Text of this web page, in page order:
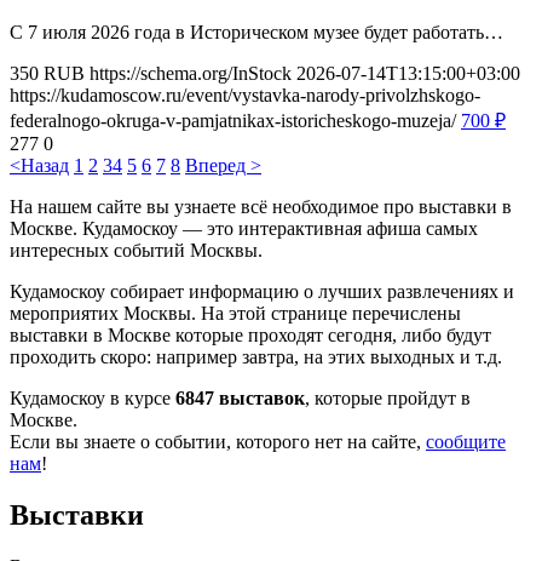
С 7 июля 2026 года в Историческом музее будет работать…
350 RUB https://schema.org/InStock 2026-07-14T13:15:00+03:00
https://kudamoscow.ru/event/vystavka-narody-privolzhskogo-
federalnogo-okruga-v-pamjatnikax-istoricheskogo-muzeja/ 700 ₽
277 0
<Назад 1 2 34 5 6 7 8 Вперед >
На нашем сайте вы узнаете всё необходимое про выставки в
Москве. Кудамоскоу — это интерактивная афиша самых
интересных событий Москвы.
Кудамоскоу собирает информацию о лучших развлечениях и
мероприятих Москвы. На этой странице перечислены
выставки в Москве которые проходят сегодня, либо будут
проходить скоро: например завтра, на этих выходных и т.д.
Кудамоскоу в курсе 6847 выставок, которые пройдут в
Москве.
Если вы знаете о событии, которого нет на сайте, сообщите
нам!
Выставки